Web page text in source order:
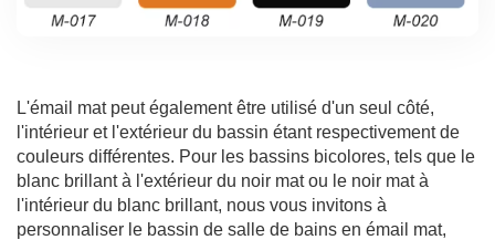
L'émail mat peut également être utilisé d'un seul côté,
l'intérieur et l'extérieur du bassin étant respectivement de
couleurs différentes. Pour les bassins bicolores, tels que le
blanc brillant à l'extérieur du noir mat ou le noir mat à
l'intérieur du blanc brillant, nous vous invitons à
personnaliser le bassin de salle de bains en émail mat,